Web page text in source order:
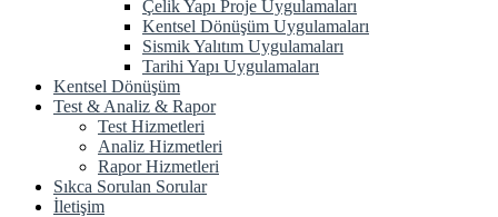
Çelik Yapı Proje Uygulamaları
Kentsel Dönüşüm Uygulamaları
Sismik Yalıtım Uygulamaları
Tarihi Yapı Uygulamaları
Kentsel Dönüşüm
Test & Analiz & Rapor
Test Hizmetleri
Analiz Hizmetleri
Rapor Hizmetleri
Sıkca Sorulan Sorular
İletişim